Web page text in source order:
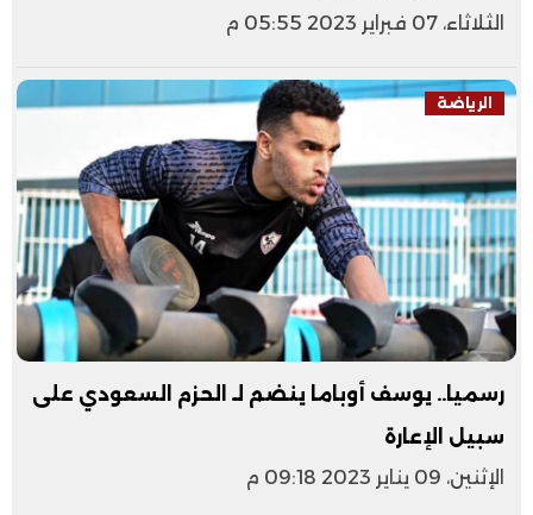
الثلاثاء، 07 فبراير 2023 05:55 م
الرياضة
رسميا.. يوسف أوباما ينضم لـ الحزم السعودي على
سبيل الإعارة
الإثنين، 09 يناير 2023 09:18 م